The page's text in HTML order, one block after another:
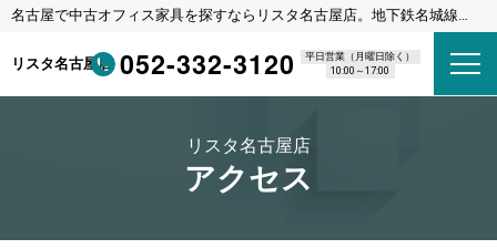
名古屋で中古オフィス家具を探すならリスタ名古屋店。地下鉄名城線
リスタ名古屋店 052-332-3120
平日営業（月曜日除く）
10:00～17:00
リスタ名古屋店
アクセス